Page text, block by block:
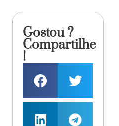
Gostou ?
Compartilhe
!